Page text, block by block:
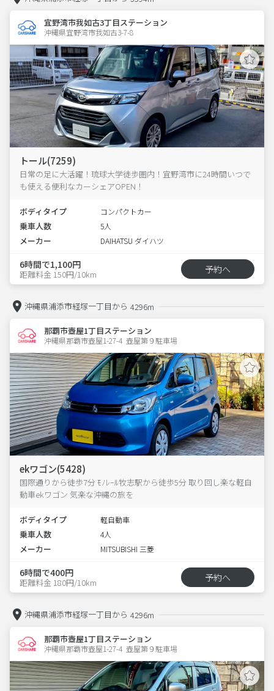
宜野湾市我如古3丁目ステーション
沖縄県宜野湾市我如古3-7-8
トール(7259)
日常の足に大活躍！琉球大学徒歩圏内！宜野湾市に24時間いつで
も使える便利なカーシェアOPEN！
ボディタイプ コンパクトカー
乗車人数 5人
メーカー DAIHATSU ダイハツ
6時間で1,100円
距離料金 150円/10km 予約へ
沖縄県浦添市経塚一丁目から 4296m
那覇市壺屋1丁目ステーション
沖縄県那覇市壺屋1-27-4  壺屋第９駐車場
ekワゴン(5428)
国際通りから徒歩7分 ﾓﾉﾚｰﾙ牧志駅から徒歩5分 取り回し楽な軽自
動車ekワゴン 気楽な沖縄の旅を
ボディタイプ 軽自動車
乗車人数 4人
メーカー MITSUBISHI 三菱
6時間で400円
距離料金 180円/10km 予約へ
沖縄県浦添市経塚一丁目から 4296m
那覇市壺屋1丁目ステーション
沖縄県那覇市壺屋1-27-4  壺屋第９駐車場